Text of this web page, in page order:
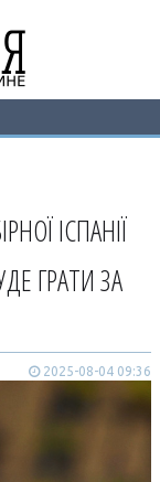
ІСПАНІЇ
ГРАТИ ЗА
2025-08-04 09:36